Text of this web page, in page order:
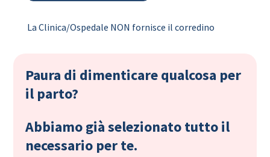
La Clinica/Ospedale NON fornisce il corredino
Paura di dimenticare qualcosa per
il parto?
Abbiamo già selezionato tutto il
necessario per te.